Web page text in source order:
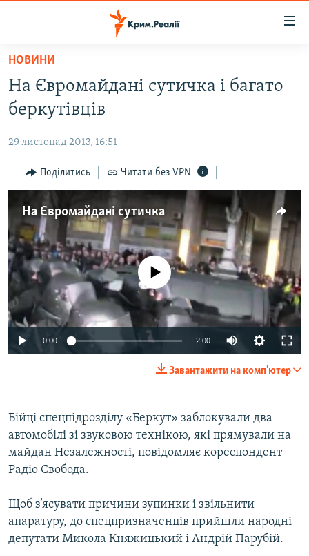
Перейти
основного
матеріалу
Перейти
до
навігації
Перейти
до
пошуку
ВОДА.КРИМ
ВІДЕО ТА ФОТО
ПОЛІТИКА
БЛОГИ
ПОГЛЯД
ІНТЕРВ'Ю
ВСЕ ЗА ДЕНЬ
СПЕЦПРОЕКТИ
ДЕПОРТАЦІЯ
ВІДЕОУРОКИ «ELIFBE»
СВІДЧЕННЯ ОКУПАЦІЇ
ЯК ОБІЙТИ БЛОКУВАННЯ
Русский
Qırımtatar
Усі сайти RFE/RL
НОВИНИ
На Євромайдані сутичка і багато
беркутівців
29 листопад 2013, 16:51
Поділитись Читати без VPN
На Євромайдані сутичка
No media source currently available
0:00 2:00
Завантажити на комп'ютер
Бійці спецпідрозділу «Беркут» заблокували два
автомобілі зі звуковою технікою, які прямували на
майдан Незалежності, повідомляє кореспондент
Радіо Свобода.
Щоб з’ясувати причини зупинки і звільнити
апаратуру, до спецпризначенців прийшли народні
депутати Микола Княжицький і Андрій Парубій.